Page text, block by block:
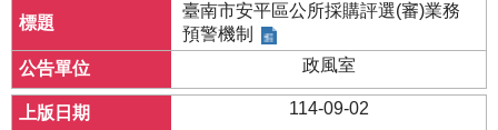
臺南市安平區公所採購評選(審)業務
預警機制
政風室
114-09-02